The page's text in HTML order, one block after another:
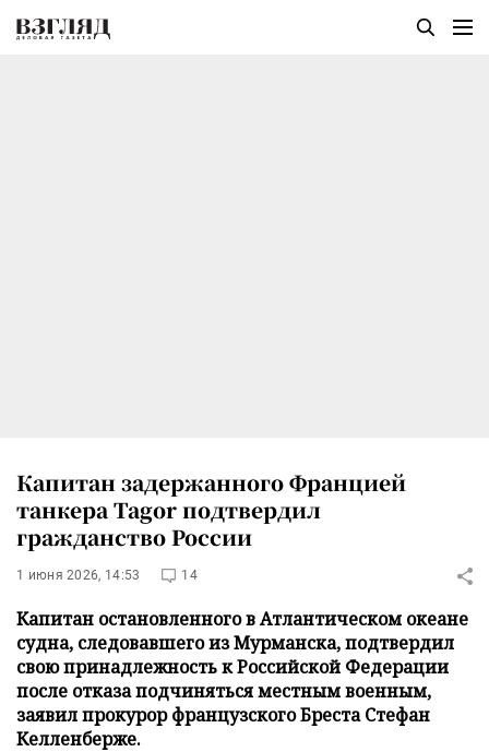
Капитан задержанного Францией
танкера Tagor подтвердил
гражданство России
1 июня 2026, 14:53 14
Капитан остановленного в Атлантическом океане
судна, следовавшего из Мурманска, подтвердил
свою принадлежность к Российской Федерации
после отказа подчиняться местным военным,
заявил прокурор французского Бреста Стефан
Келленберже.